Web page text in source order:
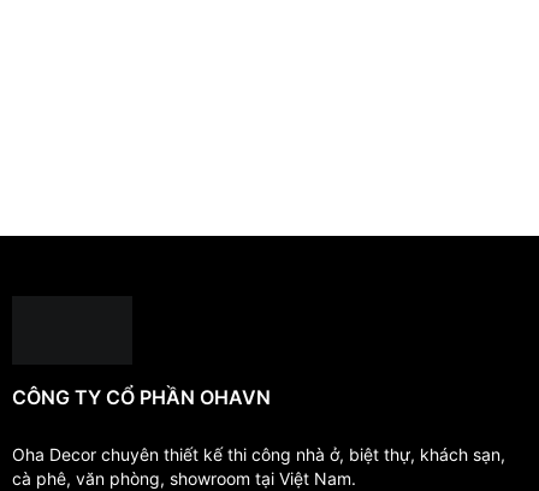
CÔNG TY CỔ PHẦN OHAVN
Oha Decor chuyên thiết kế thi công nhà ở, biệt thự, khách sạn,
cà phê, văn phòng, showroom tại Việt Nam.